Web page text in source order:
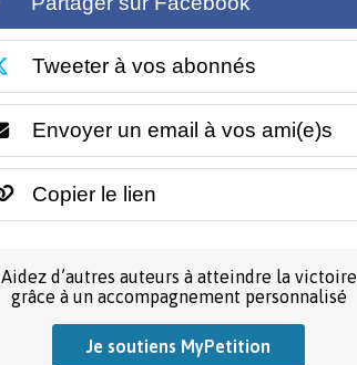
Tweeter à vos abonnés
Envoyer un email à vos ami(e)s
Copier le lien
Aidez d’autres auteurs à atteindre la victoire
grâce à un accompagnement personnalisé
Je soutiens MyPetition